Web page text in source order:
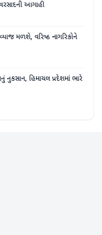
આગાહી
મળશે, વરિષ્ઠ નાગરિકોને
નુકસાન, હિમાચલ પ્રદેશમાં ભારે